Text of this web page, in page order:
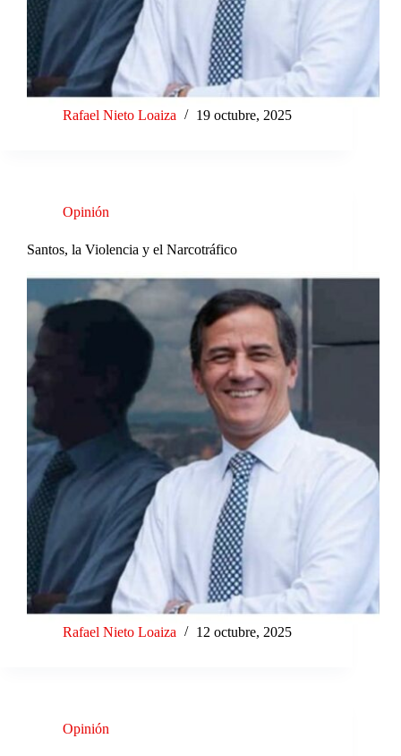
Rafael Nieto Loaiza 19 octubre, 2025
Opinión
Santos, la Violencia y el Narcotráfico
Rafael Nieto Loaiza 12 octubre, 2025
Opinión